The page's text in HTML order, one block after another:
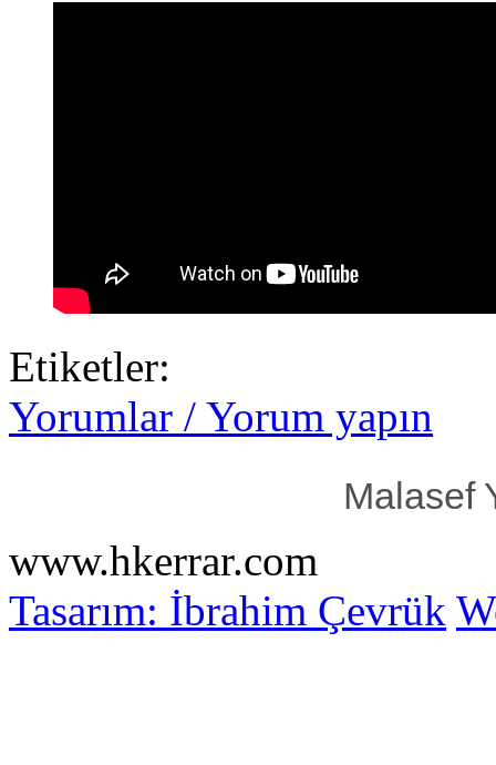
Etiketler:
Yorumlar / Yorum yapın
Malasef
www.hkerrar.com
Tasarım: İbrahim Çevrük